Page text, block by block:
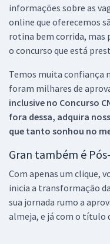
informações sobre as
online que oferecemos
rotina bem corrida, mas
o concurso que está
Temos muita confiança
foram milhares de
inclusive no Concurso
fora dessa, adquira
que tanto sonhou no
Gran também é
Com apenas um clique,
inicia a transformação
sua jornada rumo a
almeja, e já com o título